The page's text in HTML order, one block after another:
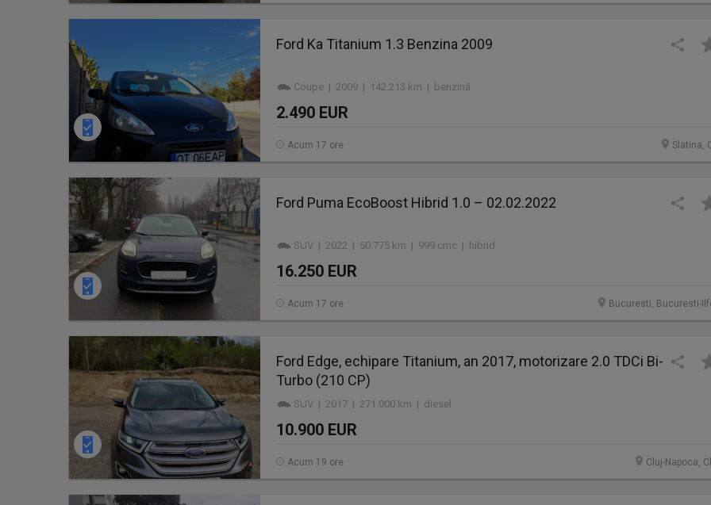
Ford Ka Titanium 1.3 Benzina 2009
Coupe | 2009 | 142.213 km | benzină
2.490 EUR
Slatina,
Acum 17 ore
Ford Puma EcoBoost Hibrid 1.0 – 02.02.2022
SUV | 2022 | 50.775 km | 999 cmc | hibrid
16.250 EUR
Bucuresti, Bucuresti-
Acum 17 ore
Ford Edge, echipare Titanium, an 2017, motorizare 2.0 TDCi Bi-
Turbo (210 CP)
SUV | 2017 | 271.000 km | diesel
10.900 EUR
Cluj-Napoca,
Acum 19 ore